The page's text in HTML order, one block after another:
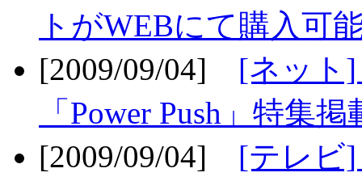
トがWEBにて購入可
[2009/09/04] [ネット]
「Power Push」特集
[2009/09/04] [テレビ]